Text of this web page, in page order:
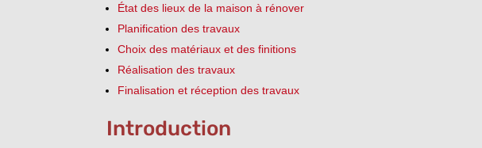
État des lieux de la maison à rénover
Planification des travaux
Choix des matériaux et des finitions
Réalisation des travaux
Finalisation et réception des travaux
Introduction